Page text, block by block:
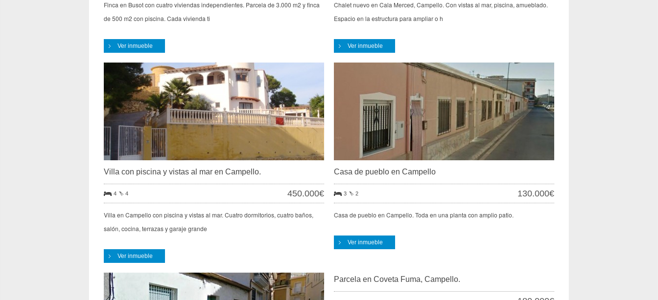
Finca en Busot con cuatro viviendas independientes. Parcela de 3.000 m2 y finca
de 500 m2 con piscina. Cada vivienda ti
Ver inmueble
Chalet nuevo en Cala Merced, Campello. Con vistas al mar, piscina, amueblado.
Espacio en la estructura para ampliar o h
Ver inmueble
Villa con piscina y vistas al mar en Campello.
4 4 450.000€
Villa en Campello con piscina y vistas al mar. Cuatro dormitorios, cuatro baños,
salón, cocina, terrazas y garaje grande
Ver inmueble
Casa de pueblo en Campello
3 2 130.000€
Casa de pueblo en Campello. Toda en una planta con amplio patio.
Ver inmueble
Parcela en Coveta Fuma, Campello.